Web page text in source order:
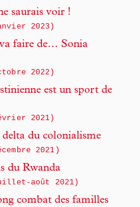
saurais voir !
2023)
va faire de… Sonia
2022)
est un sport de
2021)
du colonialisme
2021)
du Rwanda
août 2021)
combat des familles